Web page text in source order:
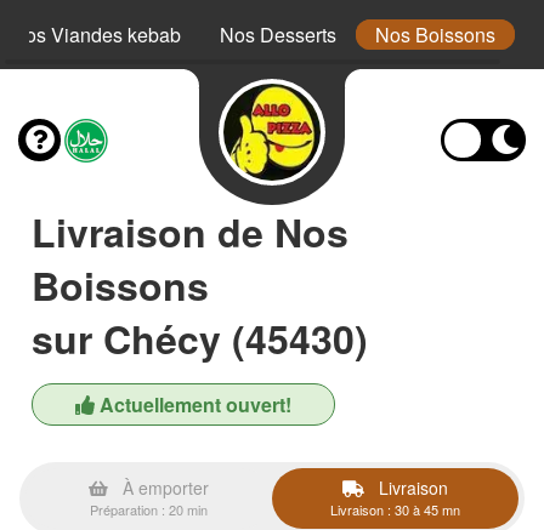
Nos Viandes kebab Nos Desserts Nos Boissons
Livraison de Nos
Boissons
sur Chécy (45430)
Actuellement ouvert!
À emporter
Préparation : 20 min
Livraison
Livraison : 30 à 45 mn